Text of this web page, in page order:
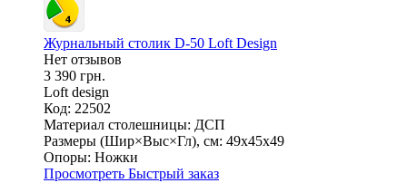
Журнальный столик D-50 Loft Design
Нет отзывов
3 390 грн.
Loft design
Код: 22502
Материал столешницы: ДСП
Размеры (Шир×Выс×Гл), см: 49х45х49
Опоры: Ножки
Просмотреть Быстрый заказ